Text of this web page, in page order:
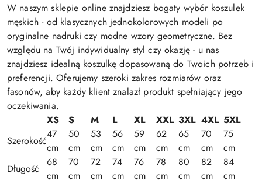
W naszym sklepie online znajdziesz bogaty wybór koszulek
męskich - od klasycznych jednokolorowych modeli po
oryginalne nadruki czy modne wzory geometryczne. Bez
względu na Twój indywidualny styl czy okazję - u nas
znajdziesz idealną koszulkę dopasowaną do Twoich potrzeb i
preferencji. Oferujemy szeroki zakres rozmiarów oraz
fasonów, aby każdy klient znalazł produkt spełniający jego
oczekiwania.
XS
S M L XL XXL 3XL 4XL 5XL
Szerokość
47
cm
50
cm
53
cm
56
cm
59
cm
62
cm
65
cm
70
cm
75
cm
Długość
68
cm
70
cm
72
cm
74
cm
76
cm
78
cm
80
cm
82
cm
84
cm